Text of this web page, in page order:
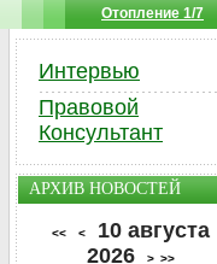
Отопление 1/7
Интервью
Правовой
Консультант
АРХИВ НОВОСТЕЙ
<< <
10 августа
2026
> >>